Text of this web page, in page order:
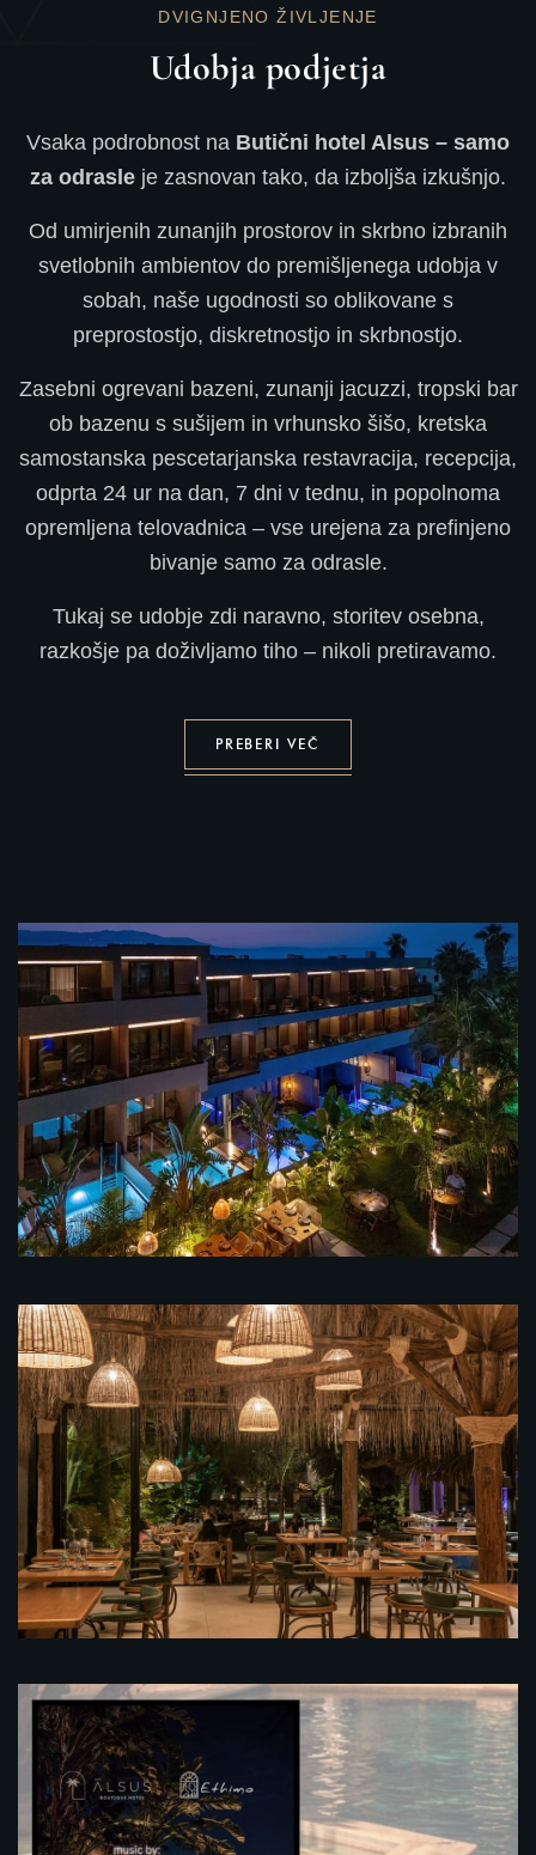
DVIGNJENO ŽIVLJENJE
Udobja podjetja
Vsaka podrobnost na Butični hotel Alsus – samo
za odrasle je zasnovan tako, da izboljša izkušnjo.
Od umirjenih zunanjih prostorov in skrbno izbranih
svetlobnih ambientov do premišljenega udobja v
sobah, naše ugodnosti so oblikovane s
preprostostjo, diskretnostjo in skrbnostjo.
Zasebni ogrevani bazeni, zunanji jacuzzi, tropski bar
ob bazenu s sušijem in vrhunsko šišo, kretska
samostanska pescetarjanska restavracija, recepcija,
odprta 24 ur na dan, 7 dni v tednu, in popolnoma
opremljena telovadnica – vse urejena za prefinjeno
bivanje samo za odrasle.
Tukaj se udobje zdi naravno, storitev osebna,
razkošje pa doživljamo tiho – nikoli pretiravamo.
PREBERI VEČ